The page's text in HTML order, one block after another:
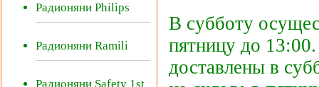
Радионяни Philips
Радионяни Ramili
Радионяни Safety 1st
В субботу
пятницу до
доставлены в